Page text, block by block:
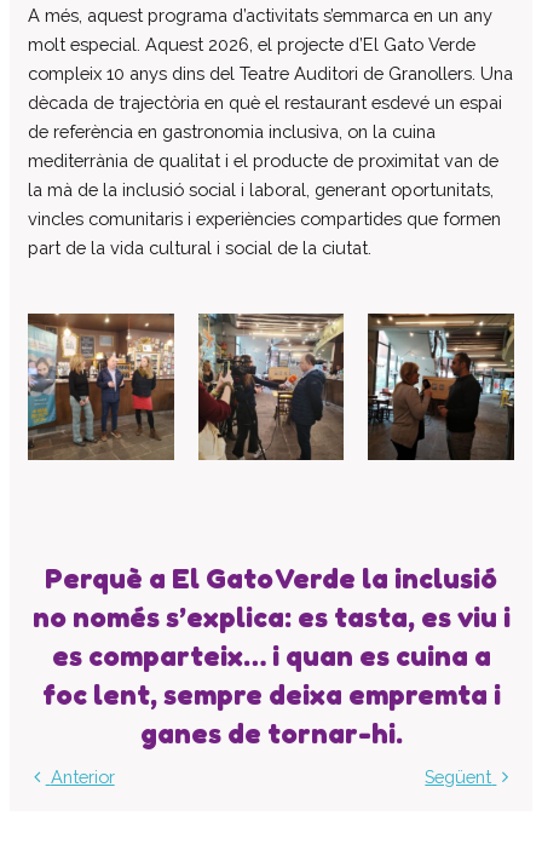
A més, aquest programa d’activitats s’emmarca en un any
molt especial. Aquest 2026, el projecte d’El Gato Verde
compleix 10 anys dins del Teatre Auditori de Granollers. Una
dècada de trajectòria en què el restaurant esdevé un espai
de referència en gastronomia inclusiva, on la cuina
mediterrània de qualitat i el producte de proximitat van de
la mà de la inclusió social i laboral, generant oportunitats,
vincles comunitaris i experiències compartides que formen
part de la vida cultural i social de la ciutat.
Perquè a El Gato Verde la inclusió
no només s’explica: es tasta, es viu i
es comparteix… i quan es cuina a
foc lent, sempre deixa empremta i
ganes de tornar-hi.
Anterior Següent